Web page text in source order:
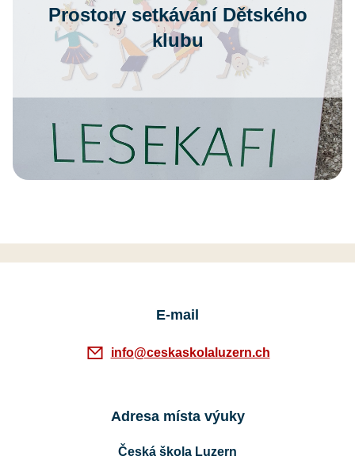
Prostory setkávání Dětského
klubu
E-mail
info@ceskaskolaluzern.ch
Adresa místa výuky
Česká škola Luzern